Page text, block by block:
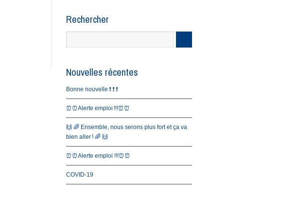
Rechercher
Nouvelles récentes
Bonne nouvelle ❗️ ❗️ ❗️
⏰⏰Alerte emploi !!!⏰⏰
🙌 🌈 Ensemble, nous serons plus fort et ça va
bien aller ! 🌈 🙌
⏰⏰Alerte emploi !!!⏰⏰
COVID-19